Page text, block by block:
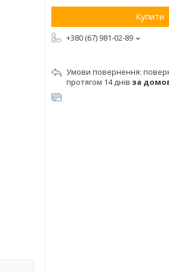
Купити
+380 (67) 981-02-89
протягом 14 днів за